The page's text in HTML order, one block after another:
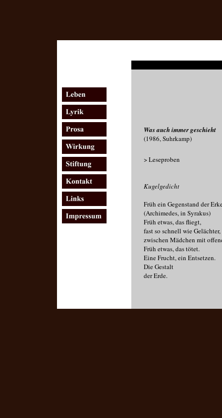
Was auch immer geschieht
(1986, Suhrkamp)
> Leseproben
Kugelgedicht
Früh ein Gegenstand der
(Archimedes, in Syrakus)
Früh etwas, das fliegt,
fast so schnell wie Gelächter,
zwischen Mädchen mit
Früh etwas, das tötet.
Eine Frucht, ein Entsetzen.
Die Gestalt
der Erde.